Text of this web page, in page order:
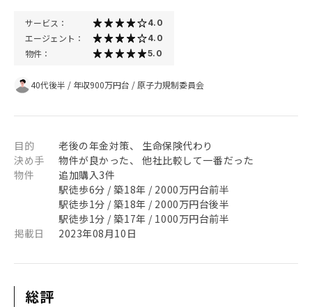
サービス： 4.0
エージェント： 4.0
物件： 5.0
40代後半 / 年収900万円台 / 原子力規制委員会
目的
老後の年金対策、 生命保険代わり
決め手
物件が良かった、 他社比較して一番だった
物件
追加購入3件
駅徒歩6分 / 築18年 / 2000万円台前半
駅徒歩1分 / 築18年 / 2000万円台後半
駅徒歩1分 / 築17年 / 1000万円台前半
掲載日
2023年08月10日
総評